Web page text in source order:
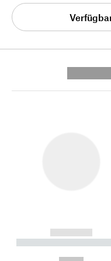
------------
----------- -----------